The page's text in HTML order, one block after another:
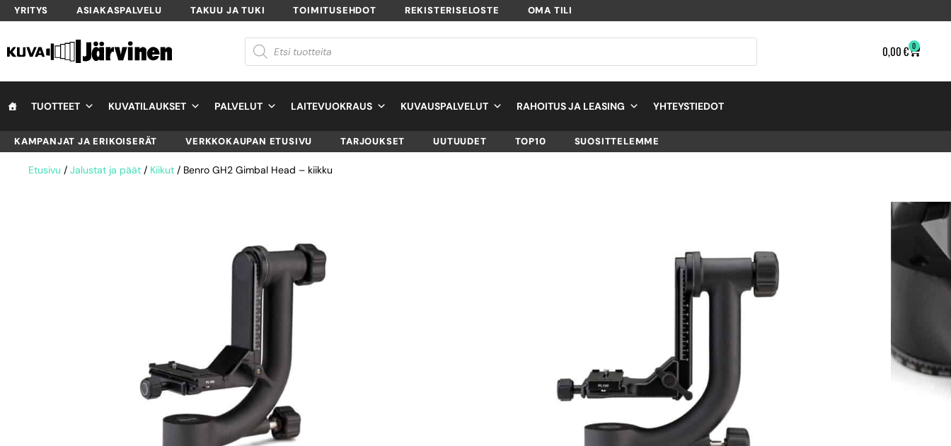
YRITYS ASIAKASPALVELU TAKUU JA TUKI TOIMITUSEHDOT REKISTERISELOSTE OMA TILI
0,00€ 0
TUOTTEET KUVATILAUKSET PALVELUT LAITEVUOKRAUS KUVAUSPALVELUT RAHOITUS JA LEASING YHTEYSTIEDOT
KAMPANJAT JA ERIKOISERÄT VERKKOKAUPAN ETUSIVU TARJOUKSET UUTUUDET TOP10 SUOSITTELEMME
Etusivu / Jalustat ja päät / Kiikut / Benro GH2 Gimbal Head – kiikku
Ei varastossa. (Toimitus 7-9 pv)
Maahantuojan varasto: 19 kpl varastossa.